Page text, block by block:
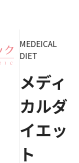
MEDEICAL
DIET
メディ
カルダ
イエッ
ト